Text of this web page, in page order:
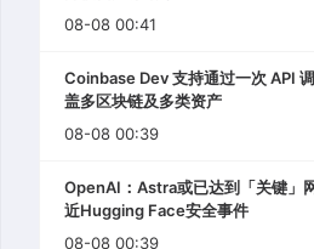
08-08 00:41
Coinbase Dev 支持通过一次 API
盖多区块链及多类资产
08-08 00:39
OpenAI：Astra或已达到「关键」
近Hugging Face安全事件
08-08 00:39